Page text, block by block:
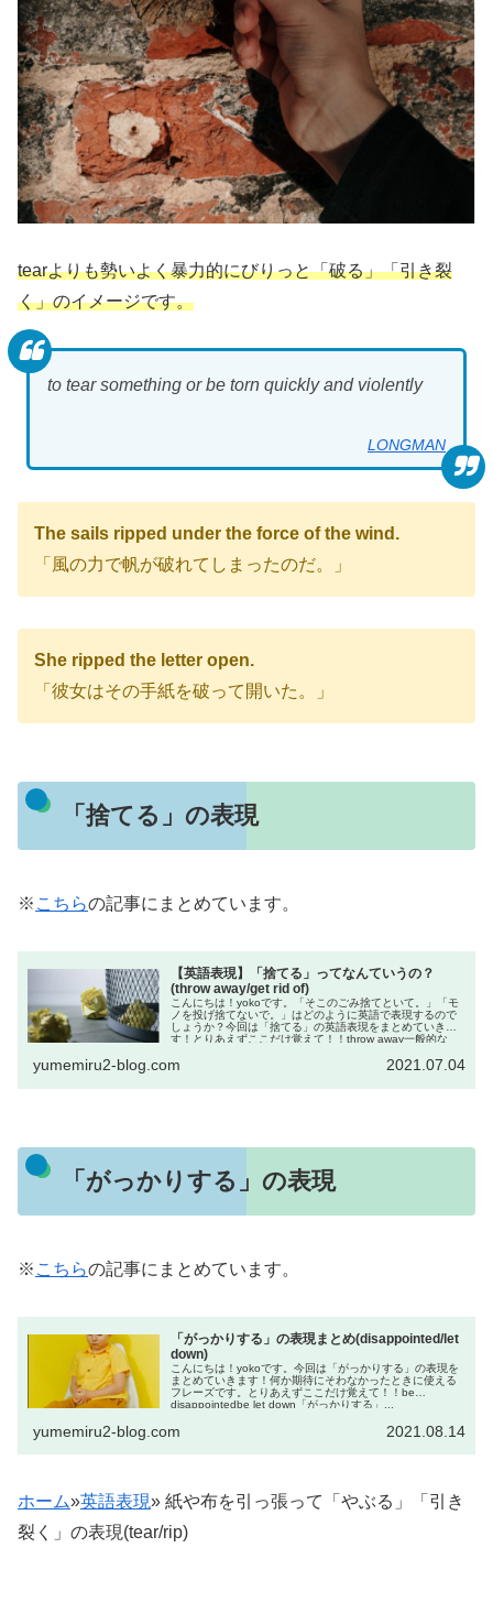
tearよりも勢いよく暴力的にびりっと「破る」「引き裂
く」のイメージです。
to tear something or be torn quickly and violently
LONGMAN
The sails ripped under the force of the wind.
「風の力で帆が破れてしまったのだ。」
She ripped the letter open.
「彼女はその手紙を破って開いた。」
「捨てる」の表現
※ こちらの記事にまとめています。
【英語表現】「捨てる」ってなんていうの？
(throw away/get rid of)
こんにちは！yokoです。「そこのごみ捨てといて。」「モ
ノを投げ捨てないで。」はどのように英語で表現するので
しょうか？今回は「捨てる」の英語表現をまとめていきま
す！とりあえずここだけ覚えて！！throw away一般的な
yumemiru2-blog.com 2021.07.04
「がっかりする」の表現
※ こちらの記事にまとめています。
「がっかりする」の表現まとめ(disappointed/let
down)
こんにちは！yokoです。今回は「がっかりする」の表現を
まとめていきます！何か期待にそわなかったときに使える
フレーズです。とりあえずここだけ覚えて！！be
disappointedbe let down「がっかりする」...
yumemiru2-blog.com 2021.08.14
ホーム»英語表現» 紙や布を引っ張って「やぶる」「引き
裂く」の表現(tear/rip)